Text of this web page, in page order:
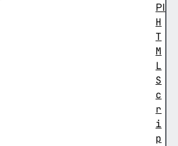
PI
H
T
M
L
S
c
r
i
p